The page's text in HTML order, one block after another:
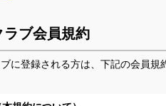
ラブ会員規約
に登録される方は、下記の会員